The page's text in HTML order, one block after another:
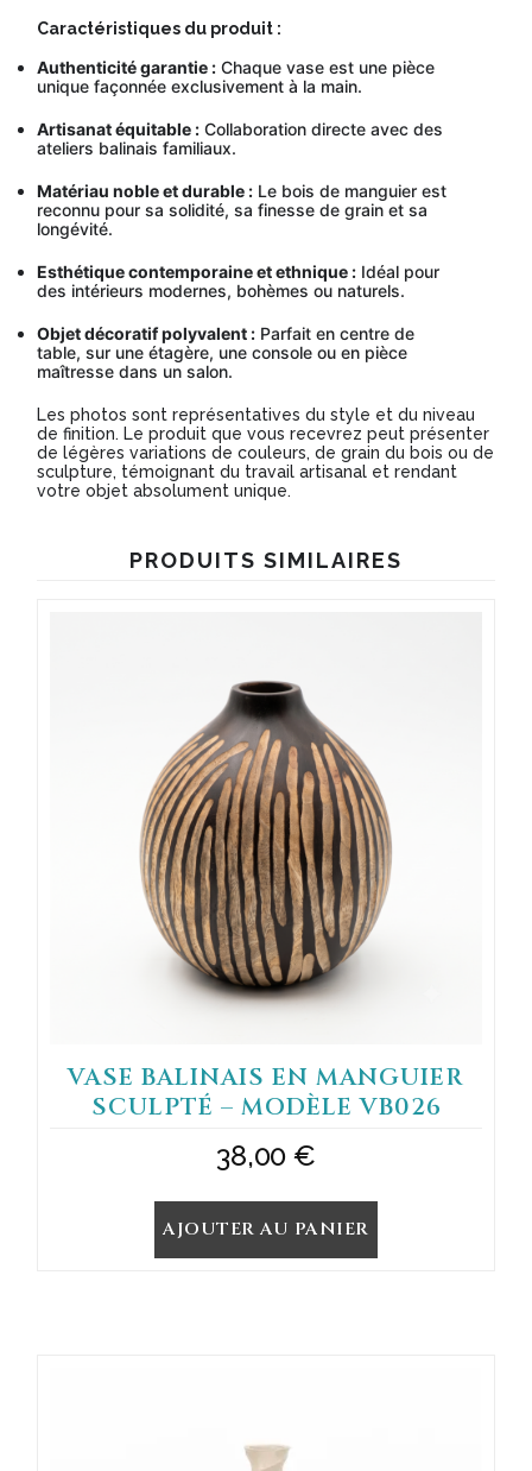
Caractéristiques du produit :
Authenticité garantie : Chaque vase est une pièce
unique façonnée exclusivement à la main.
Artisanat équitable : Collaboration directe avec des
ateliers balinais familiaux.
Matériau noble et durable : Le bois de manguier est
reconnu pour sa solidité, sa finesse de grain et sa
longévité.
Esthétique contemporaine et ethnique : Idéal pour
des intérieurs modernes, bohèmes ou naturels.
Objet décoratif polyvalent : Parfait en centre de
table, sur une étagère, une console ou en pièce
maîtresse dans un salon.
Les photos sont représentatives du style et du niveau
de finition. Le produit que vous recevrez peut présenter
de légères variations de couleurs, de grain du bois ou de
sculpture, témoignant du travail artisanal et rendant
votre objet absolument unique.
PRODUITS SIMILAIRES
VASE BALINAIS EN MANGUIER
SCULPTÉ – MODÈLE VB026
38,00 €
AJOUTER AU PANIER